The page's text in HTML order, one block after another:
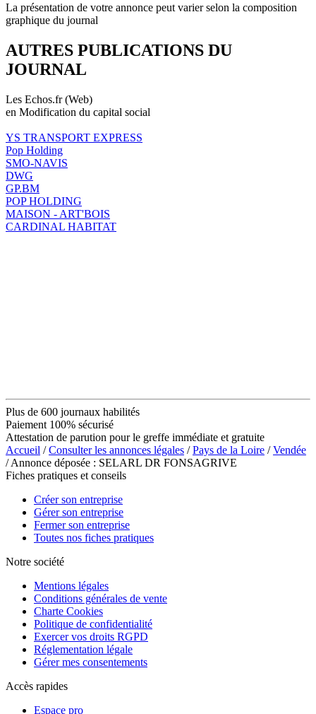
La présentation de votre annonce peut varier selon la composition
graphique du journal
AUTRES PUBLICATIONS DU
JOURNAL
Les Echos.fr (Web)
en Modification du capital social
YS TRANSPORT EXPRESS
Pop Holding
SMO-NAVIS
DWG
GP.BM
POP HOLDING
MAISON - ART'BOIS
CARDINAL HABITAT
Plus de 600 journaux habilités
Paiement 100% sécurisé
Attestation de parution pour le greffe immédiate et gratuite
Accueil /Consulter les annonces légales /Pays de la Loire /Vendée
/ Annonce déposée : SELARL DR FONSAGRIVE
Fiches pratiques et conseils
Créer son entreprise
Gérer son entreprise
Fermer son entreprise
Toutes nos fiches pratiques
Notre société
Mentions légales
Conditions générales de vente
Charte Cookies
Politique de confidentialité
Exercer vos droits RGPD
Réglementation légale
Gérer mes consentements
Accès rapides
Espace pro